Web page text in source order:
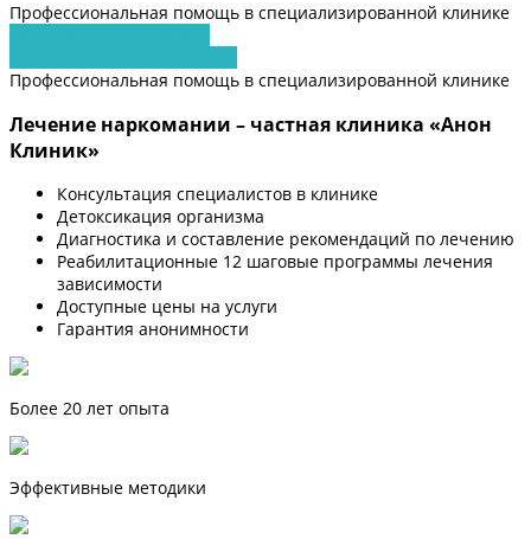
Профессиональная помощь в специализированной клинике
Профессиональная помощь в специализированной клинике
Лечение наркомании – частная клиника «Анон
Клиник»
Консультация специалистов в клинике
Детоксикация организма
Диагностика и составление рекомендаций по лечению
Реабилитационные 12 шаговые программы лечения
зависимости
Доступные цены на услуги
Гарантия анонимности
Более 20 лет опыта
Эффективные методики